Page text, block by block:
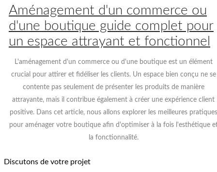
Aménagement d'un commerce ou
d'une boutique guide complet pour
un espace attrayant et fonctionnel
L'aménagement d'un commerce ou d'une boutique est un élément
crucial pour attirer et fidéliser les clients. Un espace bien conçu ne se
contente pas seulement de présenter les produits de manière
attrayante, mais il contribue également à créer une expérience client
positive. Dans cet article, nous allons explorer les meilleures pratiques
pour aménager votre boutique afin d'optimiser à la fois l'esthétique
la fonctionnalité.
Discutons de votre projet